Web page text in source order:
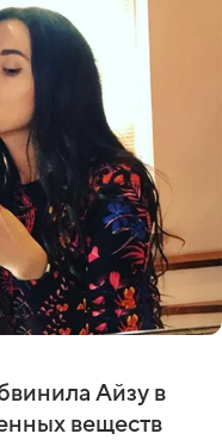
Айзу в
веществ